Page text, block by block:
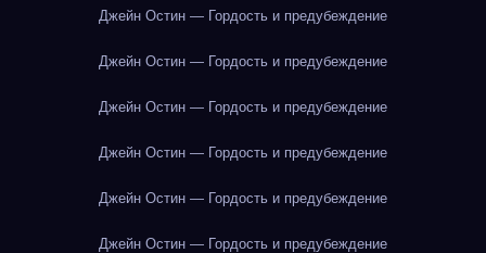
Джейн Остин — Гордость и предубеждение
Джейн Остин — Гордость и предубеждение
Джейн Остин — Гордость и предубеждение
Джейн Остин — Гордость и предубеждение
Джейн Остин — Гордость и предубеждение
Джейн Остин — Гордость и предубеждение